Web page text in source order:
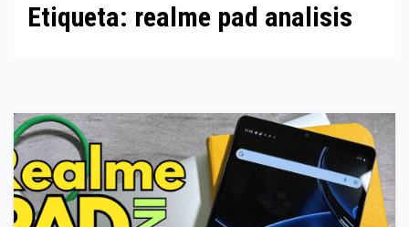
Etiqueta: realme pad analisis